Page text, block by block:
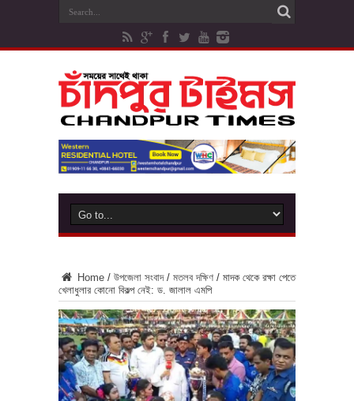
Home / উপজেলা সংবাদ / মতলব দক্ষিণ / মাদক থেকে রক্ষা পেতে
খেলাধুলার কোনো বিকল্প নেই: ড. জালাল এমপি